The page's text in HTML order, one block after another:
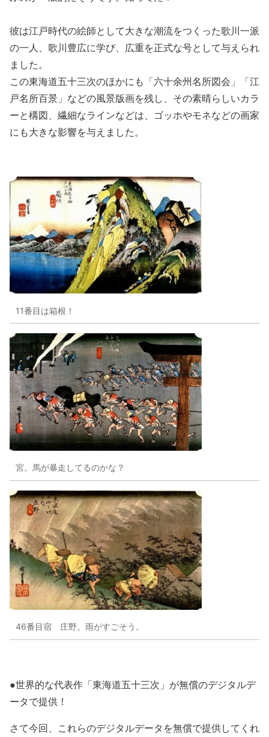
彼は江戸時代の絵師として大きな潮流をつくった歌川一派
の一人、歌川豊広に学び、広重を正式な号として与えられ
ました。
この東海道五十三次のほかにも「六十余州名所図会」「江
戸名所百景」などの風景版画を残し、 その素晴らしいカラ
ーと構図、繊細なラインなどは、ゴッホやモネなどの画家
にも大きな影響を与えました。
11番目は箱根！
宮。馬が暴走してるのかな？
46番目宿 庄野。雨がすごそう。
●世界的な代表作「東海道五十三次」が無償のデジタルデ
ータで提供！
さて今回、これらのデジタルデータを無償で提供してくれ